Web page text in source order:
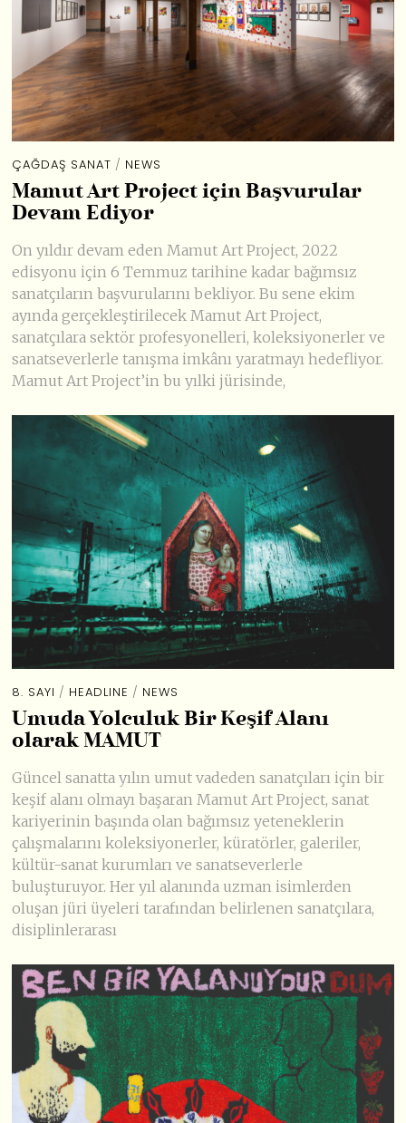
ÇAĞDAŞ SANAT / NEWS
Mamut Art Project için Başvurular
Devam Ediyor
On yıldır devam eden Mamut Art Project, 2022
edisyonu için 6 Temmuz tarihine kadar bağımsız
sanatçıların başvurularını bekliyor. Bu sene ekim
ayında gerçekleştirilecek Mamut Art Project,
sanatçılara sektör profesyonelleri, koleksiyonerler ve
sanatseverlerle tanışma imkânı yaratmayı hedefliyor.
Mamut Art Project’in bu yılki jürisinde,
8. SAYI / HEADLINE / NEWS
Umuda Yolculuk Bir Keşif Alanı
olarak MAMUT
Güncel sanatta yılın umut vadeden sanatçıları için bir
keşif alanı olmayı başaran Mamut Art Project, sanat
kariyerinin başında olan bağımsız yeteneklerin
çalışmalarını koleksiyonerler, küratörler, galeriler,
kültür-sanat kurumları ve sanatseverlerle
buluşturuyor. Her yıl alanında uzman isimlerden
oluşan jüri üyeleri tarafından belirlenen sanatçılara,
disiplinlerarası